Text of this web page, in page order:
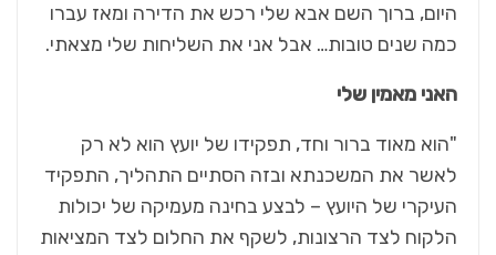
היום, ברוך השם אבא שלי רכש את הדירה ומאז עברו
כמה שנים טובות… אבל אני את השליחות שלי מצאתי.
האני מאמין שלי
"הוא מאוד ברור וחד, תפקידו של יועץ הוא לא רק
לאשר את המשכנתא ובזה הסתיים התהליך, התפקיד
העיקרי של היועץ – לבצע בחינה מעמיקה של יכולות
הלקוח לצד הרצונות, לשקף את החלום לצד המציאות